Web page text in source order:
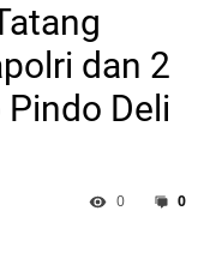
dan 2
Deli
0
0